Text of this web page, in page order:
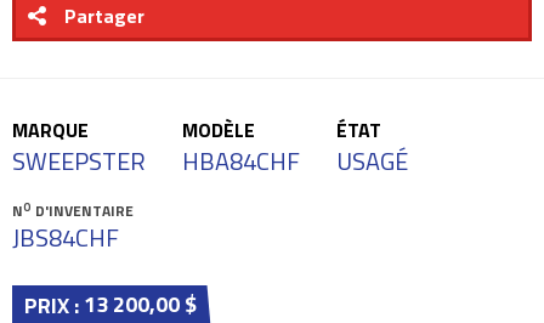
Partager
MARQUE
SWEEPSTER
MODÈLE
HBA84CHF
ÉTAT
USAGÉ
NO D'INVENTAIRE
JBS84CHF
PRIX :13 200,00 $